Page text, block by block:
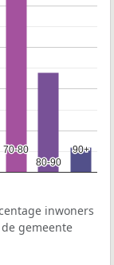
70-80
70-80
80-90
80-90
90+
90+
inwoners
gemeente